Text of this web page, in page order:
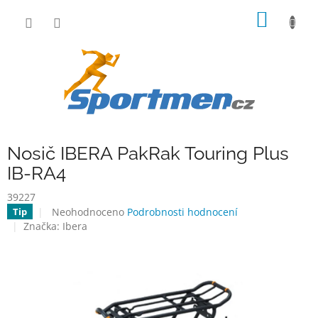
Nosič IBERA PakRak Touring Plus
IB-RA4
39227
Tip
Průměrné
hodnocení
hvězdiček.
Neohodnoceno Podrobnosti hodnocení
Značka: Ibera